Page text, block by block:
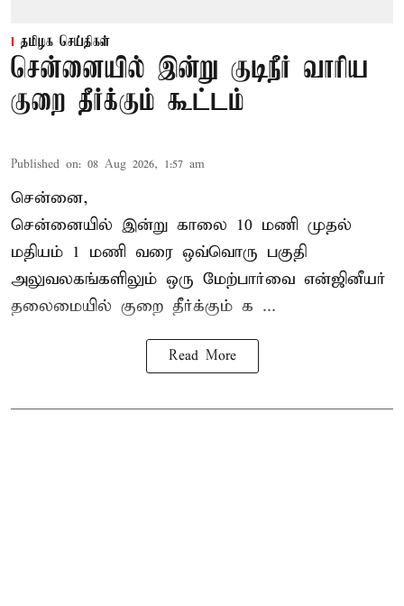
தமிழக செய்திகள்
சென்னையில் இன்று குடிநீர் வாரிய
குறை தீர்க்கும் கூட்டம்
Published on: 08 Aug 2026, 1:57 am
சென்னை,
சென்னையில் இன்று காலை 10 மணி முதல்
மதியம் 1 மணி வரை ஒவ்வொரு பகுதி
அலுவலகங்களிலும் ஒரு மேற்பார்வை என்ஜினீயர்
தலைமையில் குறை தீர்க்கும் க ...
Read More